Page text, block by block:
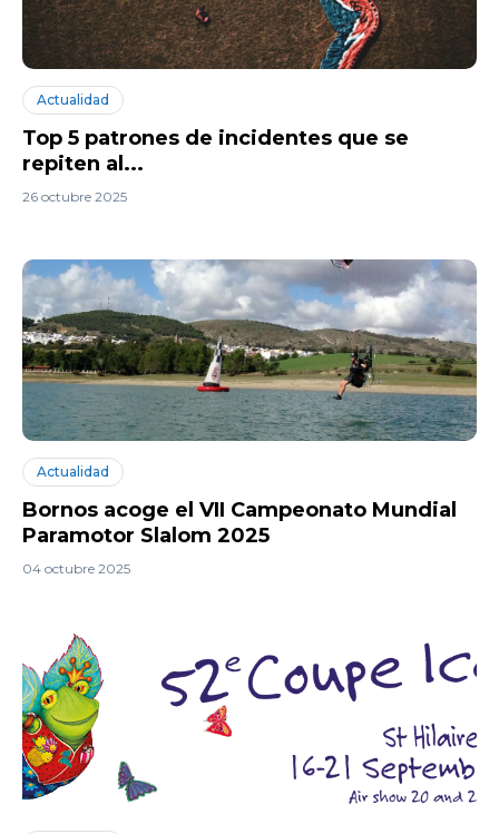
Actualidad
Top 5 patrones de incidentes que se
repiten al...
26 octubre 2025
Actualidad
Bornos acoge el VII Campeonato Mundial
Paramotor Slalom 2025
04 octubre 2025